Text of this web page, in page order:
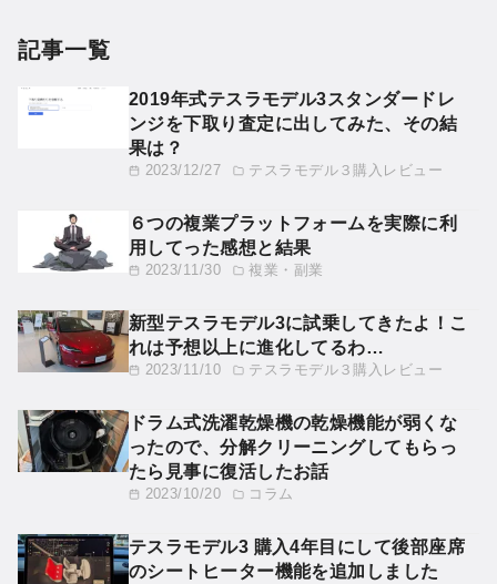
記事一覧
2023/12/27 テスラモデル３購入レビュー
2019年式テスラモデル3スタンダードレ
ンジを下取り査定に出してみた、その結
果は？
2023/11/30 複業・副業
６つの複業プラットフォームを実際に利
用してった感想と結果
2023/11/10 テスラモデル３購入レビュー
新型テスラモデル3に試乗してきたよ！こ
れは予想以上に進化してるわ…
2023/10/20 コラム
ドラム式洗濯乾燥機の乾燥機能が弱くな
ったので、分解クリーニングしてもらっ
たら見事に復活したお話
テスラモデル3 購入4年目にして後部座席
のシートヒーター機能を追加しました